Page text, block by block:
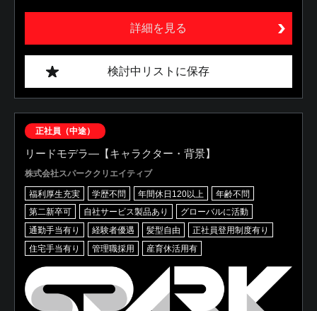
詳細を見る
検討中リストに保存
正社員（中途）
リードモデラ―【キャラクター・背景】
株式会社スパーククリエイティブ
福利厚生充実 学歴不問 年間休日120以上
年齢不問
第二新卒可
自社サービス製品あり
グローバルに活動
通勤手当有り
経験者優遇 髪型自由
正社員登用制度有り
住宅手当有り
管理職採用 産育休活用有